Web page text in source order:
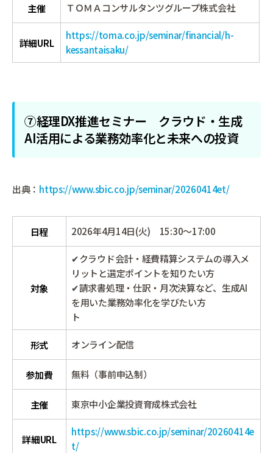
主催 ＴＯＭＡコンサルタンツグループ株式会社
詳細URL
https://toma.co.jp/seminar/financial/h-
kessantaisaku/
⑦​経理DX推進セミナー クラウド・生成
AI活用による業務効率化と未来への投資
出典： https://www.sbic.co.jp/seminar/20260414et/
日程 2026年4月14日(火) 15:30～17:00
対象
✔クラウド会計・経費精算システムの導入メ
リットと選定ポイントを知りたい方
✔請求書処理・仕訳・月次決算など、生成AI
を用いた業務効率化を学びたい方
ト
形式 オンライン配信
参加費 無料（事前申込制）
主催 東京中小企業投資育成株式会社
詳細URL
https://www.sbic.co.jp/seminar/20260414e
t/